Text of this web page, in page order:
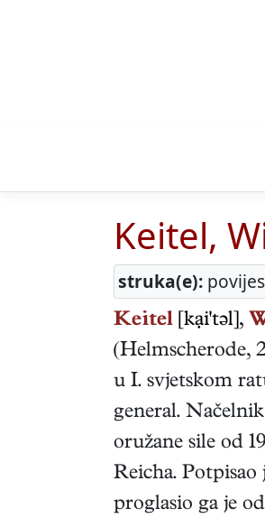
Keitel,
struka(e):
Keitel [kại'təl],
(Helmscherode,
u I. svjetskom
general.
oružane sile od
Reicha.
proglasio ga je